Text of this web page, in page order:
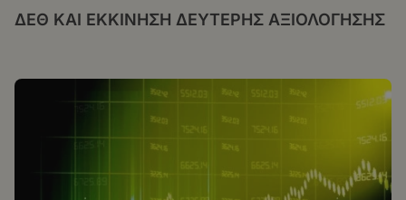
ΔΕΘ ΚΑΙ ΕΚΚΙΝΗΣΗ ΔΕΥΤΕΡΗΣ ΑΞΙΟΛΟΓΗΣΗΣ